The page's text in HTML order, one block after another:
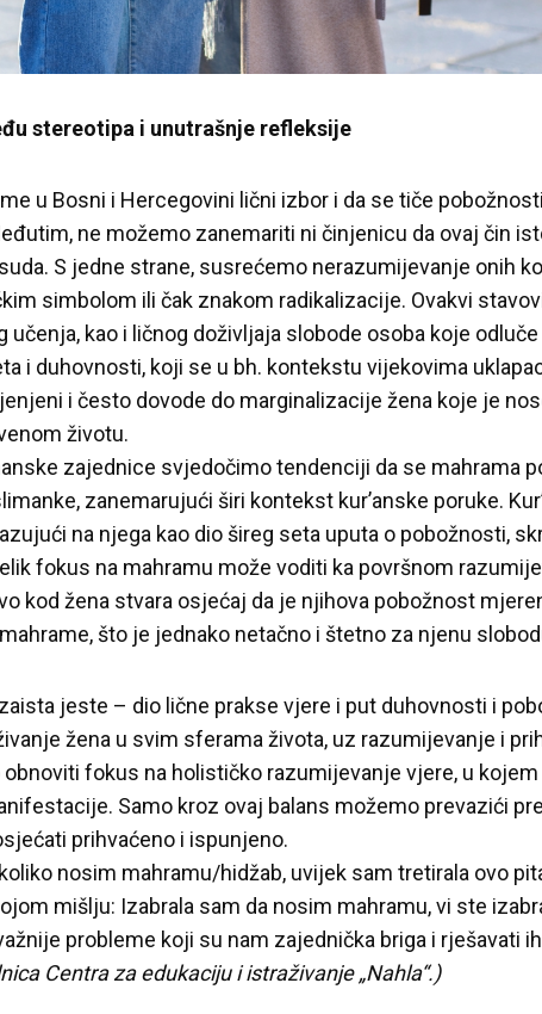
stereotipa i unutrašnje refleksije
u Bosni i Hercegovini lični izbor i da se tiče
ne možemo zanemariti ni činjenicu da ovaj čin
S jedne strane, susrećemo nerazumijevanje onih
simbolom ili čak znakom radikalizacije. Ovakvi
učenja, kao i ličnog doživljaja slobode osoba koje
i duhovnosti, koji se u bh. kontekstu vijekovima
i često dovode do marginalizacije žena koje je
životu.
zajednice svjedočimo tendenciji da se mahrama
zanemarujući širi kontekst kur’anske poruke.
na njega kao dio šireg seta uputa o pobožnosti,
fokus na mahramu može voditi ka površnom
kod žena stvara osjećaj da je njihova pobožnost
što je jednako netačno i štetno za njenu
jeste – dio lične prakse vjere i put duhovnosti i
žena u svim sferama života, uz razumijevanje i
fokus na holističko razumijevanje vjere, u kojem
Samo kroz ovaj balans možemo prevazići
prihvaćeno i ispunjeno.
nosim mahramu/hidžab, uvijek sam tretirala ovo
mišlju: Izabrala sam da nosim mahramu, vi ste
probleme koji su nam zajednička briga i rješavati
Centra za edukaciju i istraživanje „Nahla“.)